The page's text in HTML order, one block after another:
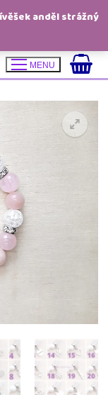
MENU
anděl strážný